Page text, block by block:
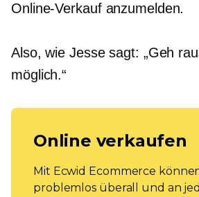
Online-Verkauf anzumelden.
Also, wie Jesse sagt: „Geh
möglich.“
Online verkaufen
Mit Ecwid Ecommerce
problemlos überall und an